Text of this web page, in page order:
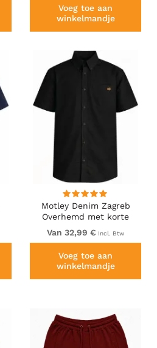
Voeg toe aan
winkelmandje
Motley Denim Zagreb
Overhemd met korte
mouw Zwart
Van 32,99 € Incl. Btw
Voeg toe aan
winkelmandje